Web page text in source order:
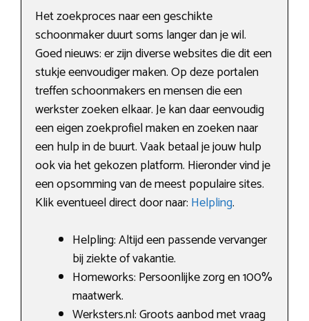
Het zoekproces naar een geschikte
schoonmaker duurt soms langer dan je wil.
Goed nieuws: er zijn diverse websites die dit een
stukje eenvoudiger maken. Op deze portalen
treffen schoonmakers en mensen die een
werkster zoeken elkaar. Je kan daar eenvoudig
een eigen zoekprofiel maken en zoeken naar
een hulp in de buurt. Vaak betaal je jouw hulp
ook via het gekozen platform. Hieronder vind je
een opsomming van de meest populaire sites.
Klik eventueel direct door naar: Helpling.
Helpling: Altijd een passende vervanger
bij ziekte of vakantie.
Homeworks: Persoonlijke zorg en 100%
maatwerk.
Werksters.nl: Groots aanbod met vraag